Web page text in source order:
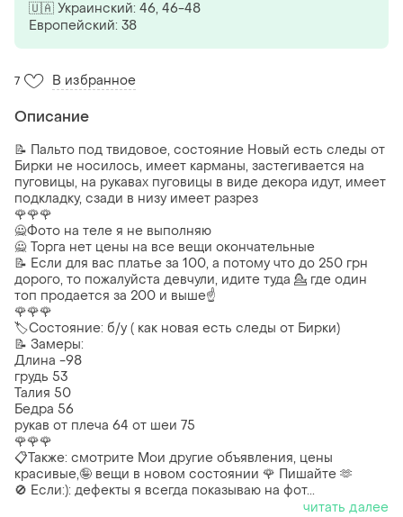
🇺🇦 Украинский: 46, 46-48
Европейский: 38
7 В избранное
Описание
📝 Пальто под твидовое, состояние Новый есть следы от
Бирки не носилось, имеет карманы, застегивается на
пуговицы, на рукавах пуговицы в виде декора идут, имеет
подкладку, сзади в низу имеет разрез
🌹🌹🌹
🙅Фото на теле я не выполняю
🙅 Торга нет цены на все вещи окончательные
📝 Если для вас платье за 100, а потому что до 250 грн
дорого, то пожалуйста девчули, идите туда 💁 где один
топ продается за 200 и выше☝️
🌹🌹🌹
🏷️Состояние: б/у ( как новая есть следы от Бирки)
📝 Замеры:
Длина -98
грудь 53
Талия 50
Бедра 56
рукав от плеча 64 от шеи 75
🌹🌹🌹
📋Также: смотрите Мои другие объявления, цены
красивые,🤪 вещи в новом состоянии 🌹 Пишайте 🫶
🚫 Если:): дефекты я всегда показываю на фот...
читать далее